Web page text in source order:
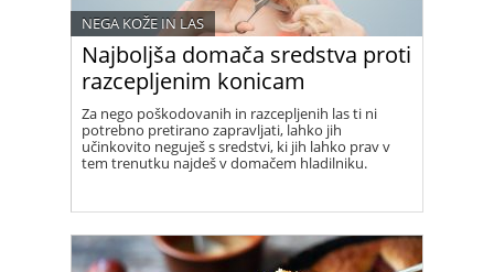
Najboljša domača sredstva proti
razcepljenim konicam
NEGA KOŽE IN LAS
Za nego poškodovanih in razcepljenih las ti ni
potrebno pretirano zapravljati, lahko jih
učinkovito neguješ s sredstvi, ki jih lahko prav v
tem trenutku najdeš v domačem hladilniku.